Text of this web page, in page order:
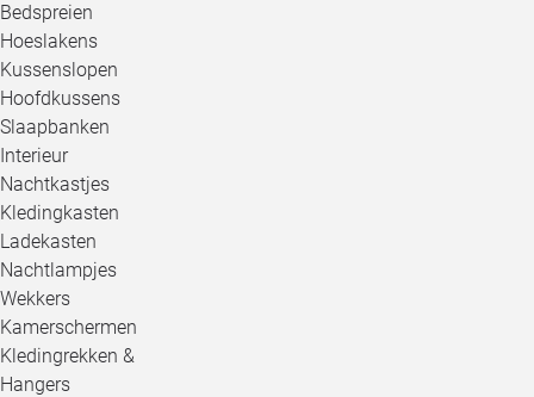
Bedspreien
Hoeslakens
Kussenslopen
Hoofdkussens
Slaapbanken
Interieur
Nachtkastjes
Kledingkasten
Ladekasten
Nachtlampjes
Wekkers
Kamerschermen
Kledingrekken &
Hangers